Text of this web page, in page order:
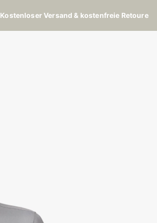
Kostenloser Versand & kostenfreie Retoure